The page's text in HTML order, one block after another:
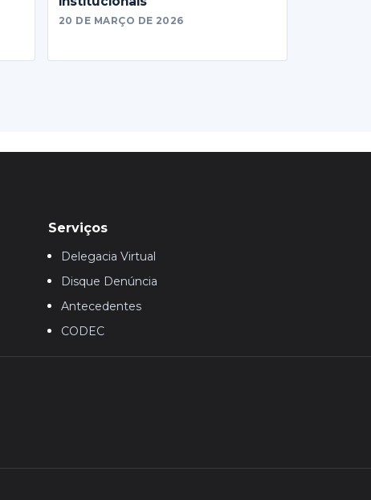
20 DE MARÇO DE 2026
Serviços
Delegacia Virtual
Disque Denúncia
Antecedentes
CODEC